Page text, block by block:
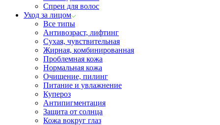
Спреи для волос
Уход за лицом
Все типы
Антивозраст, лифтинг
Сухая, чувствительная
Жирная, комбинированная
Проблемная кожа
Нормальная кожа
Очищение, пилинг
Питание и увлажнение
Купероз
Антипигментация
Защита от солнца
Кожа вокруг глаз